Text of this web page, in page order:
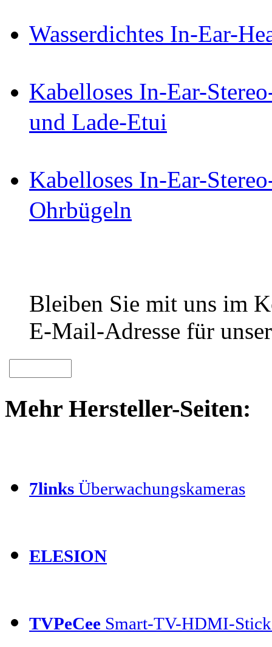
Wasserdichtes In-Ear-
Kabelloses In-Ear-
und Lade-Etui
Kabelloses In-Ear-
Ohrbügeln
Bleiben Sie mit uns im
E-Mail-Adresse für
Mehr Hersteller-Seiten:
7links Überwachungskameras
ELESION
TVPeCee Smart-TV-HDMI-